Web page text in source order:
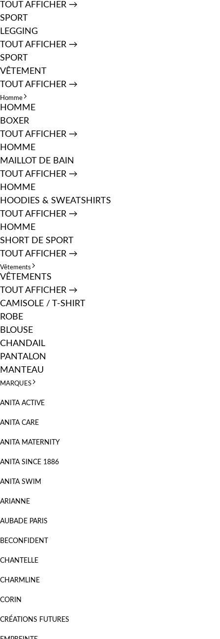
TOUT AFFICHER →
SPORT
LEGGING
TOUT AFFICHER →
SPORT
VÊTEMENT
TOUT AFFICHER →
Homme
HOMME
BOXER
TOUT AFFICHER →
HOMME
MAILLOT DE BAIN
TOUT AFFICHER →
HOMME
HOODIES & SWEATSHIRTS
TOUT AFFICHER →
HOMME
SHORT DE SPORT
TOUT AFFICHER →
Vêtements
VÊTEMENTS
TOUT AFFICHER →
CAMISOLE / T-SHIRT
ROBE
BLOUSE
CHANDAIL
PANTALON
MANTEAU
MARQUES
ANITA ACTIVE
ANITA CARE
ANITA MATERNITY
ANITA SINCE 1886
ANITA SWIM
ARIANNE
AUBADE PARIS
BECONFIDENT
CHANTELLE
CHARMLINE
CORIN
CRÉATIONS FUTURES